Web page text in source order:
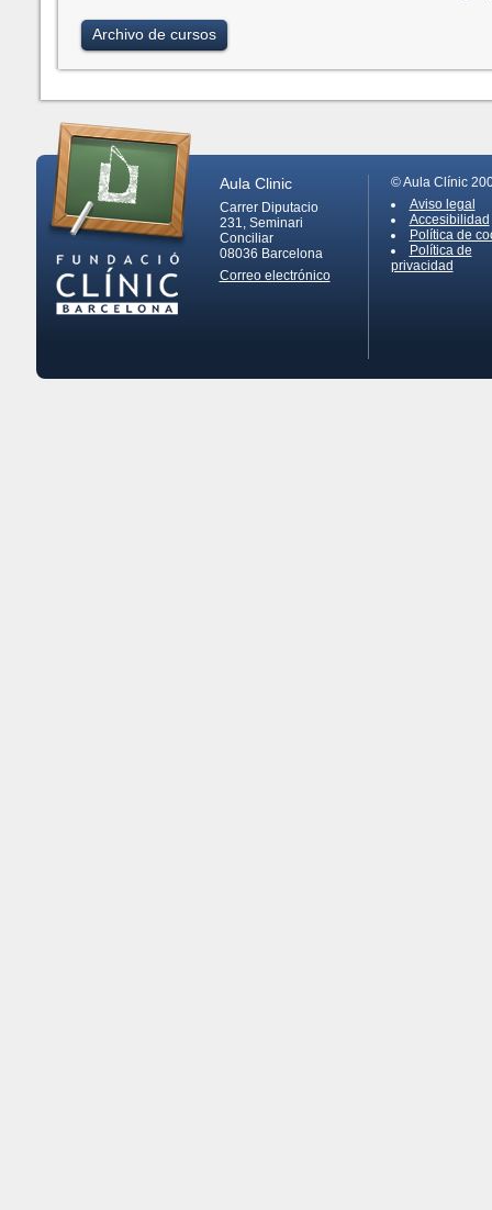
Archivo de cursos
Aula Clinic
Carrer Diputacio
231, Seminari
Conciliar
08036 Barcelona
Correo electrónico
© Aula Clínic
Aviso legal
Accesibilidad
Política de
Política de
privacidad